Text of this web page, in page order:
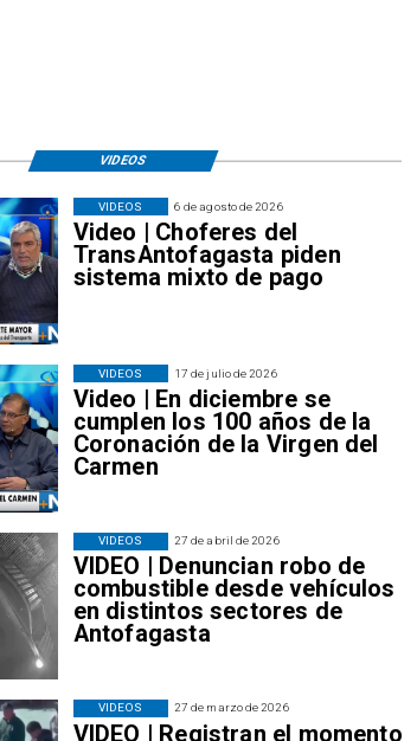
6 de agosto de 2026
Video | Choferes del
TransAntofagasta piden
sistema mixto de pago
VIDEOS
17 de julio de 2026
Video | En diciembre se
cumplen los 100 años de la
Coronación de la Virgen del
Carmen
VIDEOS
27 de abril de 2026
VIDEO | Denuncian robo de
combustible desde vehículos
en distintos sectores de
Antofagasta
VIDEOS
27 de marzo de 2026
VIDEO | Registran el momento
VIDEOS
VIDEOS